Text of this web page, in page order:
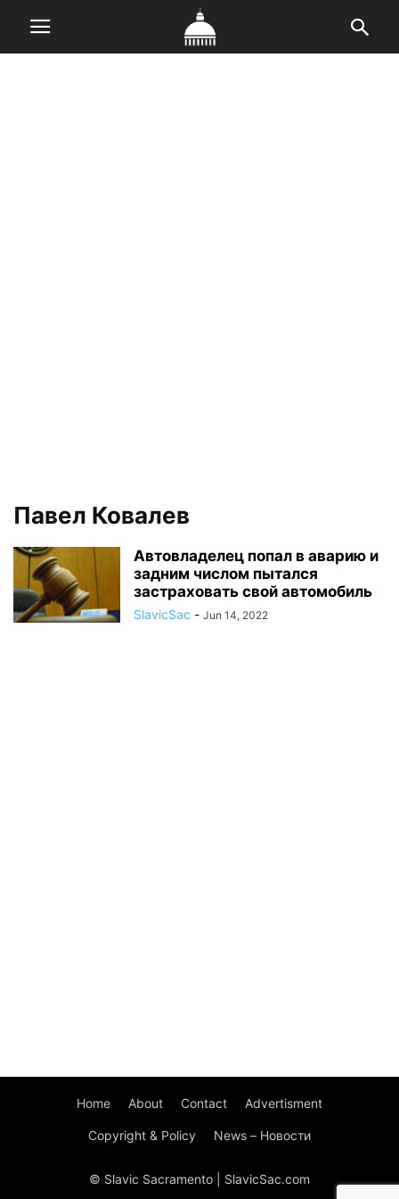
Павел Ковалев
Автовладелец попал в аварию и
задним числом пытался
застраховать свой автомобиль
SlavicSac - Jun 14, 2022
Home About Contact Advertisment
Copyright & Policy News – Новости
© Slavic Sacramento | SlavicSac.com